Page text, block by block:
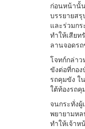
ก่อนหน้านั้
บรรยายส
และร่วมก
ทำให้เสียท
ลานจอดร
โจทก์กล่า
ขังต่อที่กอ
รถคุมขัง ใ
ใต้ท้องรถคุ
จนกระทั่ง
พยายามห
ทำให้เจ้าห